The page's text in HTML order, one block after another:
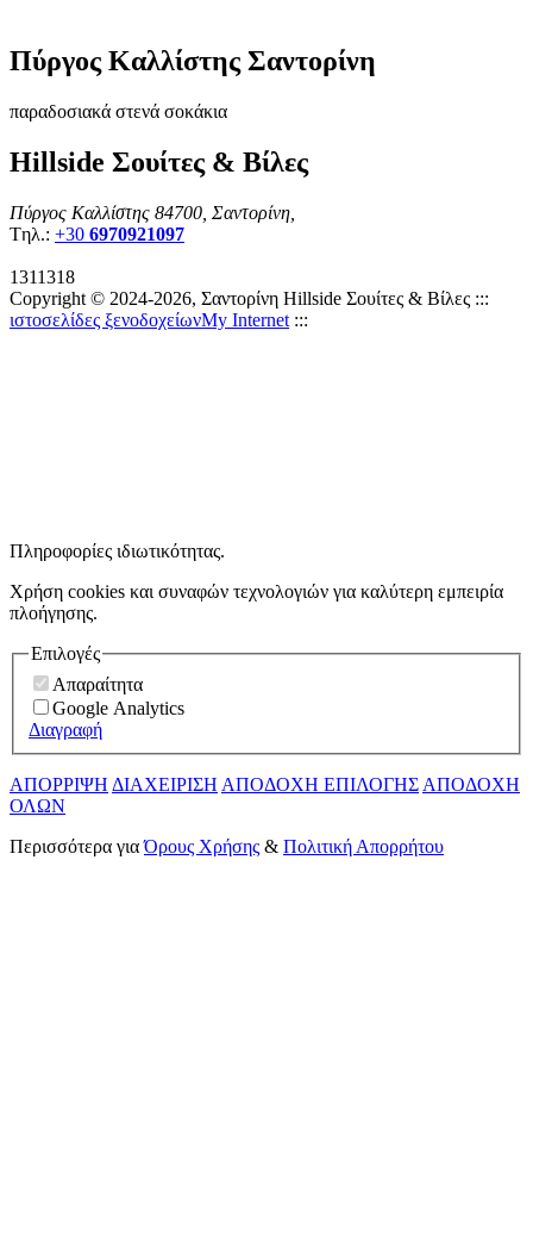
Πύργος Καλλίστης Σαντορίνη
παραδοσιακά στενά σοκάκια
Hillside Σουίτες & Βίλες
Πύργος Καλλίστης 84700, Σαντορίνη,
Tηλ.: +30 6970921097
1311318
Copyright © 2024-2026, Σαντορίνη Hillside Σουίτες & Βίλες :::
ιστοσελίδες ξενοδοχείωνMy Internet :::
Πληροφορίες ιδιωτικότητας.
Χρήση cookies και συναφών τεχνολογιών για καλύτερη εμπειρία
πλοήγησης.
Επιλογές
Απαραίτητα
Google Analytics
Διαγραφή
ΑΠΟΡΡΙΨΗ ΔΙΑΧΕΙΡΙΣΗ ΑΠΟΔΟΧΗ ΕΠΙΛΟΓΗΣ ΑΠΟΔΟΧΗ
ΟΛΩΝ
Περισσότερα γιαΌρους Χρήσης & Πολιτική Απορρήτου